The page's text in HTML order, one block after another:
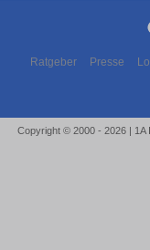
Ratgeber Presse
Copyright © 2000 - 2026 | 1A